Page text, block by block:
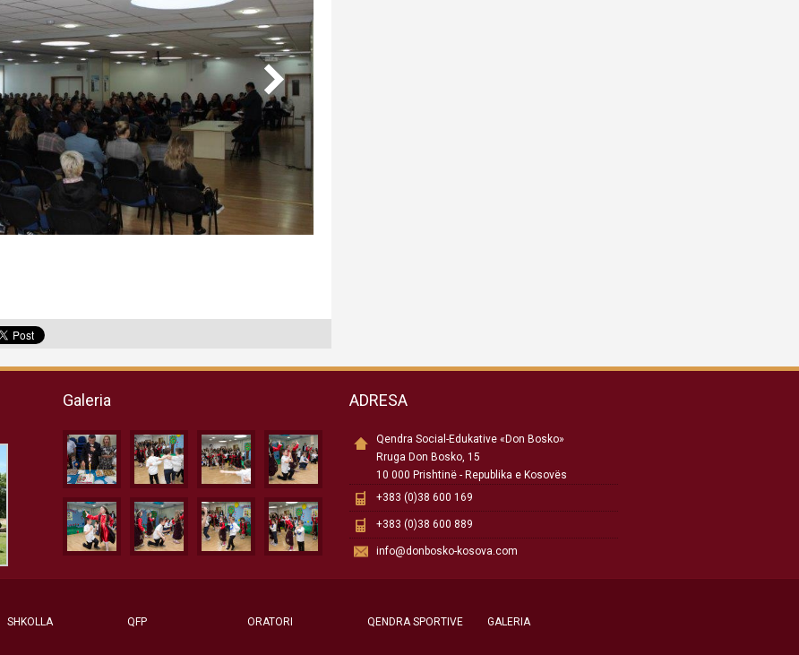
Galeria ADRESA
Qendra Social-Edukative «Don Bosko»
Rruga Don Bosko, 15
10 000 Prishtinë - Republika e Kosovës
+383 (0)38 600 169
+383 (0)38 600 889
info@donbosko-kosova.com
SHKOLLA QFP ORATORI QENDRA SPORTIVE GALERIA